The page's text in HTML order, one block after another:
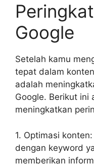
Google
Setelah kamu
tepat dalam
adalah
Google. Berikut ini
meningkatkan
1. Optimasi
dengan keyword
memberikan